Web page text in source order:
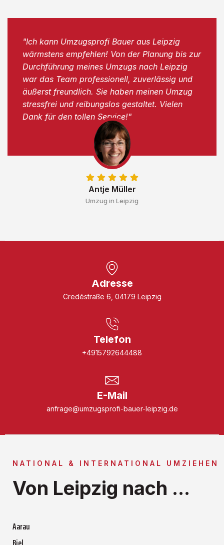
Antje Müller
Umzug in Leipzig
"Ich kann Umzugsprofi Bauer aus Leipzig
wärmstens empfehlen! Von der Planung bis zur
Durchführung meines Umzugs nach Leipzig
war das Team professionell, zuverlässig und
äußerst freundlich. Sie haben meinen Umzug
stressfrei und reibungslos gestaltet. Vielen
Dank für den tollen Service!"
Adresse
Credéstraße 6, 04179 Leipzig
Telefon
+4915792644488
E-Mail
anfrage@umzugsprofi-bauer-leipzig.de
NATIONAL & INTERNATIONAL UMZIEHEN
Von Leipzig nach ...
Aarau